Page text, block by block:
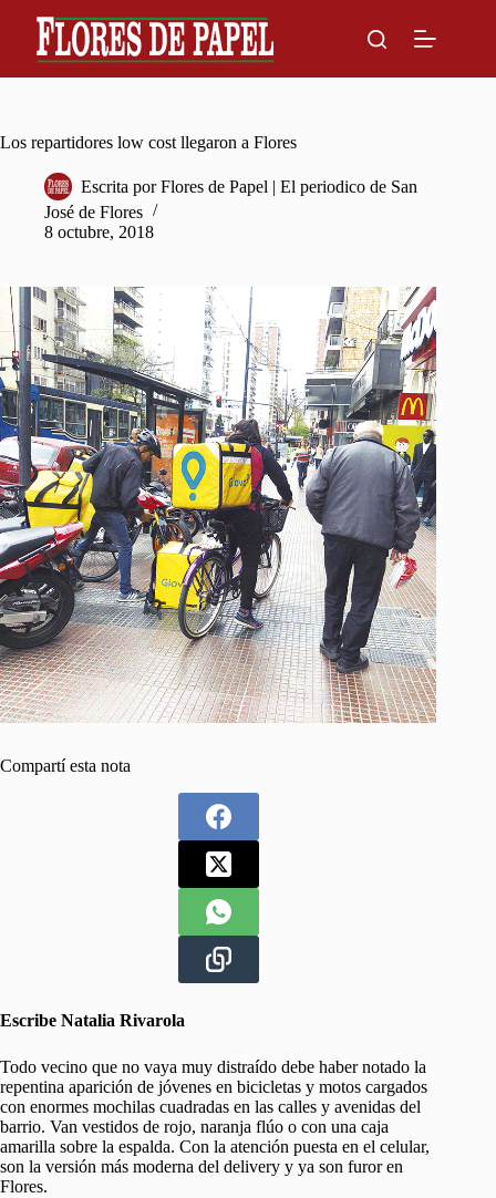
content
Los repartidores low cost llegaron a Flores
Escrita por Flores de Papel | El periodico de San
José de Flores
8 octubre, 2018
Compartí esta nota
Escribe Natalia Rivarola
Todo vecino que no vaya muy distraído debe haber notado la
repentina aparición de jóvenes en bicicletas y motos cargados
con enormes mochilas cuadradas en las calles y avenidas del
barrio. Van vestidos de rojo, naranja flúo o con una caja
amarilla sobre la espalda. Con la atención puesta en el celular,
son la versión más moderna del delivery y ya son furor en
Flores.